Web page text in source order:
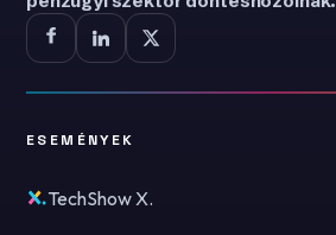
ESEMÉNYEK
TechShow X.